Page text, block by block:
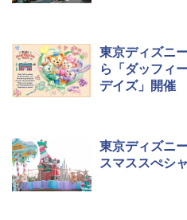
東京ディズニ
ら「ダッフィ
デイズ」開催
東京ディズニ
スマススぺシ